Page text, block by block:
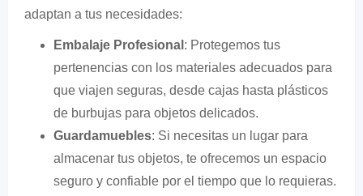
adaptan a tus necesidades:
Embalaje Profesional : Protegemos tus
pertenencias con los materiales adecuados para
que viajen seguras, desde cajas hasta plásticos
de burbujas para objetos delicados.
Guardamuebles: Si necesitas un lugar para
almacenar tus objetos, te ofrecemos un espacio
seguro y confiable por el tiempo que lo requieras.